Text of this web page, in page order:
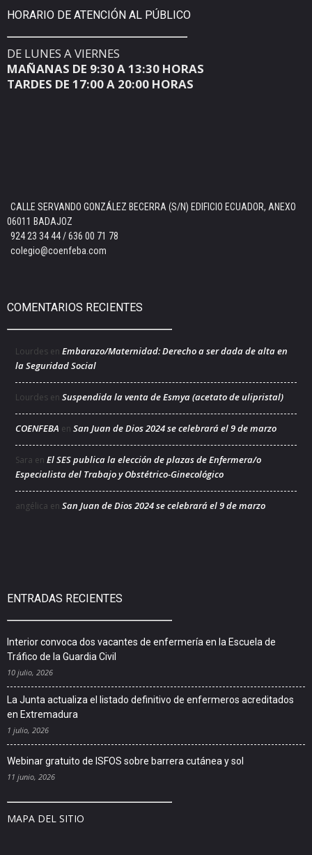
HORARIO DE ATENCIÓN AL PÚBLICO
DE LUNES A VIERNES
MAÑANAS DE 9:30 A 13:30 HORAS
TARDES DE 17:00 A 20:00 HORAS
CALLE SERVANDO GONZÁLEZ BECERRA (S/N) EDIFICIO ECUADOR, ANEXO
06011 BADAJOZ
924 23 34 44 / 636 00 71 78
colegio@coenfeba.com
COMENTARIOS RECIENTES
Lourdes en Embarazo/Maternidad: Derecho a ser dada de alta en
la Seguridad Social
Lourdes en Suspendida la venta de Esmya (acetato de ulipristal)
COENFEBA en San Juan de Dios 2024 se celebrará el 9 de marzo
Sara en El SES publica la elección de plazas de Enfermera/o
Especialista del Trabajo y Obstétrico-Ginecológico
angélica en San Juan de Dios 2024 se celebrará el 9 de marzo
ENTRADAS RECIENTES
Interior convoca dos vacantes de enfermería en la Escuela de
Tráfico de la Guardia Civil
10 julio, 2026
La Junta actualiza el listado definitivo de enfermeros acreditados
en Extremadura
1 julio, 2026
Webinar gratuito de ISFOS sobre barrera cutánea y sol
11 junio, 2026
MAPA DEL SITIO